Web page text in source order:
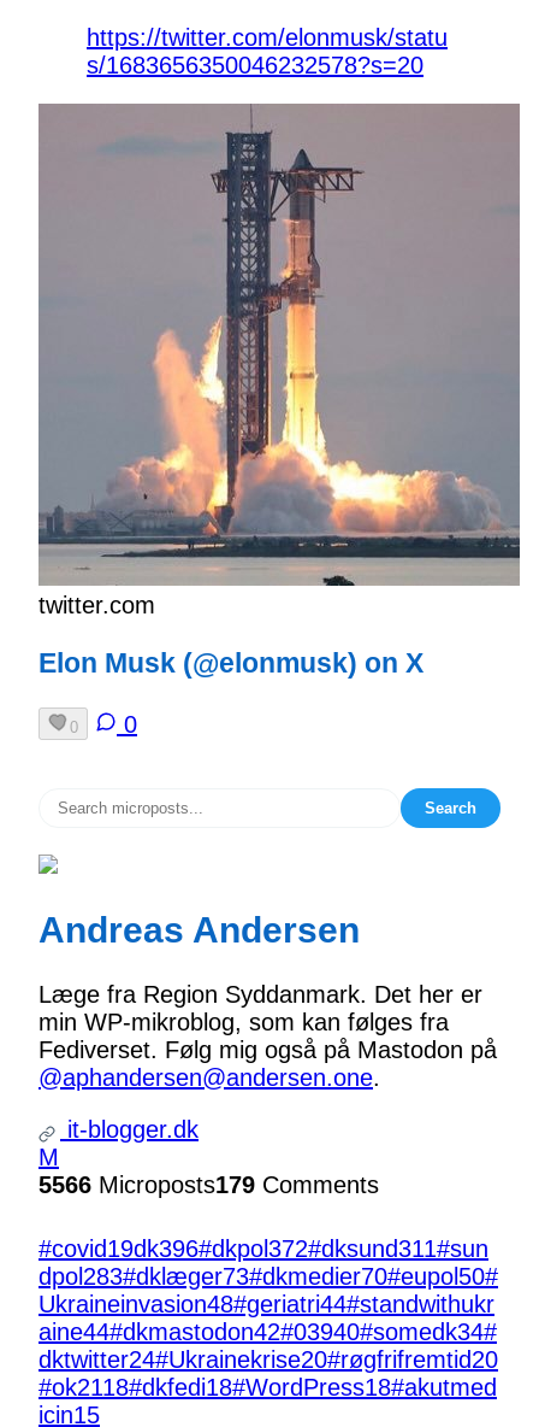
https://twitter.com/elonmusk/statu
s/1683656350046232578?s=20
twitter.com
Elon Musk (@elonmusk) on X
0 0
Search
Andreas Andersen
Læge fra Region Syddanmark. Det her er
min WP-mikroblog, som kan følges fra
Fediverset. Følg mig også på Mastodon på
@aphandersen@andersen.one.
it-blogger.dk
M
5566 Microposts179 Comments
#covid19dk396#dkpol372#dksund311#sun
dpol 283#dklæger73#dkmedier70#eupol 50#
Ukraineinvasion48#geriatri44#standwithukr
aine44#dkmastodon42#03940#somedk34#
dktwitter24#Ukrainekrise20#røgfrifremtid20
#ok2118#dkfedi18#WordPress18#akutmed
icin15